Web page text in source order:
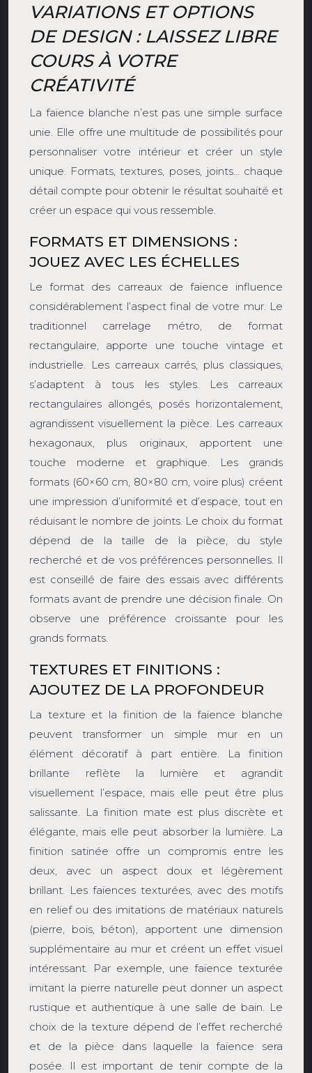
VARIATIONS ET OPTIONS
DE DESIGN : LAISSEZ LIBRE
COURS À VOTRE
CRÉATIVITÉ
La faïence blanche n’est pas une simple surface
unie. Elle offre une multitude de possibilités pour
personnaliser votre intérieur et créer un style
unique. Formats, textures, poses, joints… chaque
détail compte pour obtenir le résultat souhaité et
créer un espace qui vous ressemble.
FORMATS ET DIMENSIONS :
JOUEZ AVEC LES ÉCHELLES
Le format des carreaux de faïence influence
considérablement l’aspect final de votre mur. Le
traditionnel carrelage métro, de format
rectangulaire, apporte une touche vintage et
industrielle. Les carreaux carrés, plus classiques,
s’adaptent à tous les styles. Les carreaux
rectangulaires allongés, posés horizontalement,
agrandissent visuellement la pièce. Les carreaux
hexagonaux, plus originaux, apportent une
touche moderne et graphique. Les grands
formats (60×60 cm, 80×80 cm, voire plus) créent
une impression d’uniformité et d’espace, tout en
réduisant le nombre de joints. Le choix du format
dépend de la taille de la pièce, du style
recherché et de vos préférences personnelles. Il
est conseillé de faire des essais avec différents
formats avant de prendre une décision finale. On
observe une préférence croissante pour les
grands formats.
TEXTURES ET FINITIONS :
AJOUTEZ DE LA PROFONDEUR
La texture et la finition de la faïence blanche
peuvent transformer un simple mur en un
élément décoratif à part entière. La finition
brillante reflète la lumière et agrandit
visuellement l’espace, mais elle peut être plus
salissante. La finition mate est plus discrète et
élégante, mais elle peut absorber la lumière. La
finition satinée offre un compromis entre les
deux, avec un aspect doux et légèrement
brillant. Les faïences texturées, avec des motifs
en relief ou des imitations de matériaux naturels
(pierre, bois, béton), apportent une dimension
supplémentaire au mur et créent un effet visuel
intéressant. Par exemple, une faïence texturée
imitant la pierre naturelle peut donner un aspect
rustique et authentique à une salle de bain. Le
choix de la texture dépend de l’effet recherché
et de la pièce dans laquelle la faïence sera
posée. Il est important de tenir compte de la